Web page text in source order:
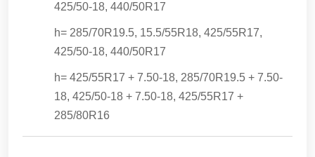
425/50-18, 440/50R17
h= 285/70R19.5, 15.5/55R18, 425/55R17,
425/50-18, 440/50R17
h= 425/55R17 + 7.50-18, 285/70R19.5 + 7.50-
18, 425/50-18 + 7.50-18, 425/55R17 +
285/80R16